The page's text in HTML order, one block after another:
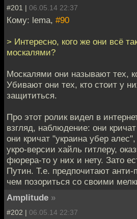
#201 | 06.05.14 22:37
Кому: lema, #90
> Интересно, кого же они всё
москалями?
Москалями они называют тех,
Убивают они тех, кто стоит у
защититься.
Про этот ролик видел в
взгляд, наблюдение: они
они кричат "украина убер
укро-версии хайль гитлеру,
фюрера-то у них и нету. Зато
Путин. Т.е. предпочитают анти-
чем позориться со своими
Amplitude »
#202 | 06.05.14 22:37